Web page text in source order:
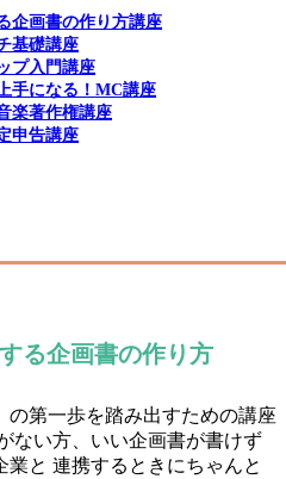
企画書の作り方講座
基礎講座
プ入門講座
手になる！MC講座
楽著作権講座
申告講座
る企画書の作り方
の第一歩を踏み出すための講座
ない方、いい企画書が書けず
と 連携するときにちゃんと